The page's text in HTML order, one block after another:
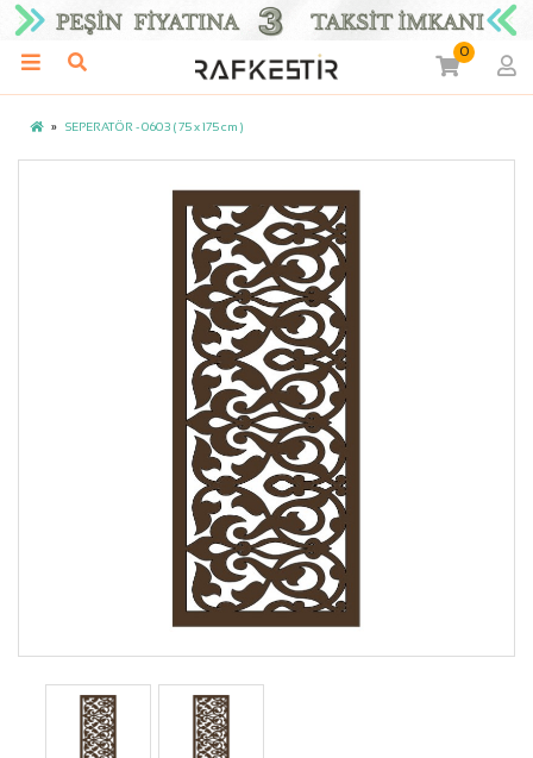
0
SEPERATÖR - 0603 ( 75 x 175 cm )